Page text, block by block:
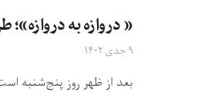
« دروازه به دروازه»؛ طرحی
۹ جدی ۱۴۰۲
بعد از ظهر روز پنج‌شنبه